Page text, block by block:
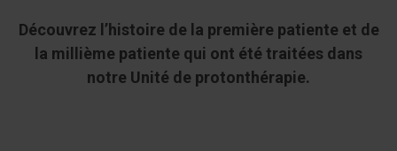
Découvrez l’histoire de la première patiente et de
la millième patiente qui ont été traitées dans
notre Unité de protonthérapie.